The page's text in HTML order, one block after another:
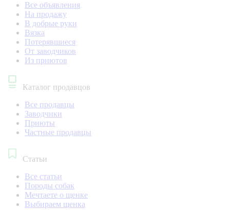
Все объявления
На продажу
В добрые руки
Вязка
Потерявшиеся
От заводчиков
Из приютов
Каталог продавцов
Все продавцы
Заводчики
Приюты
Частные продавцы
Статьи
Все статьи
Породы собак
Мечтаете о щенке
Выбираем щенка